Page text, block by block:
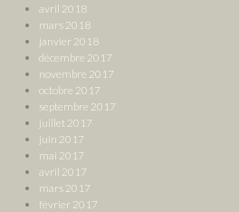
avril 2018
mars 2018
janvier 2018
décembre 2017
novembre 2017
octobre 2017
septembre 2017
juillet 2017
juin 2017
mai 2017
avril 2017
mars 2017
février 2017